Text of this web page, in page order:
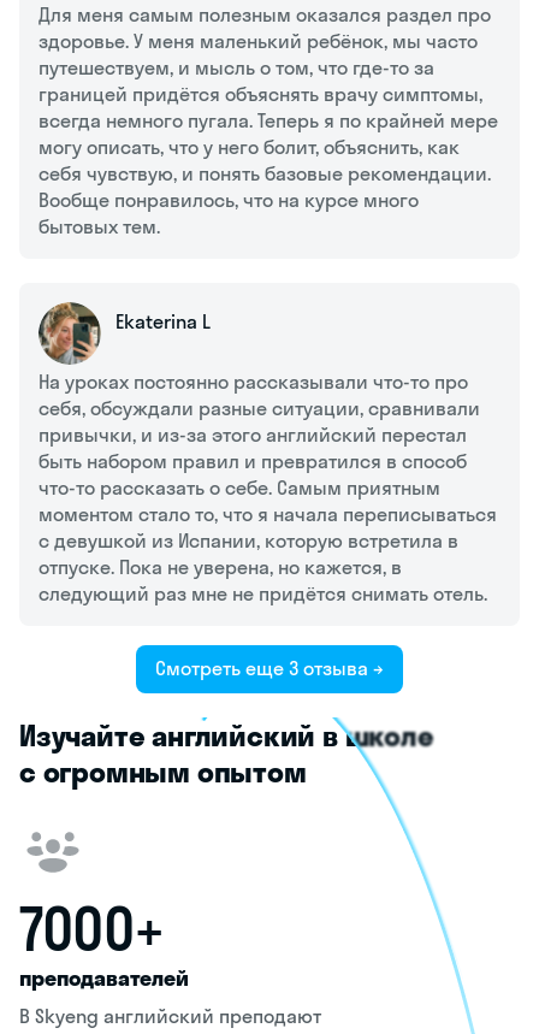
Для меня самым полезным оказался раздел про
здоровье. У меня маленький ребёнок, мы часто
путешествуем, и мысль о том, что где-то за
границей придётся объяснять врачу симптомы,
всегда немного пугала. Теперь я по крайней мере
могу описать, что у него болит, объяснить, как
себя чувствую, и понять базовые рекомендации.
Вообще понравилось, что на курсе много
бытовых тем.
Ekaterina L
На уроках постоянно рассказывали что-то про
себя, обсуждали разные ситуации, сравнивали
привычки, и из-за этого английский перестал
быть набором правил и превратился в способ
что-то рассказать о себе. Самым приятным
моментом стало то, что я начала переписываться
с девушкой из Испании, которую встретила в
отпуске. Пока не уверена, но кажется, в
следующий раз мне не придётся снимать отель.
Смотреть еще 3 отзыва →
Изучайте английский в школе
с огромным опытом
7000+
преподавателей
В Skyeng английский преподают